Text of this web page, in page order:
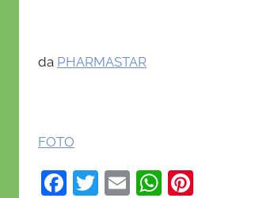
da PHARMASTAR
FOTO
F
T
E
W